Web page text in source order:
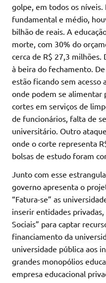
golpe, em todos os níveis.
fundamental e médio,
bilhão de reais. A
morte, com 30% do
cerca de R$ 27,3 milhões.
à beira do fechamento.
estão ficando sem
onde podem se alimentar
cortes em serviços de
de funcionários, falta de
universitário. Outro
onde o corte representa
bolsas de estudo foram
Junto com esse
governo apresenta o
“Fatura-se” as
inserir entidades privadas,
Sociais” para captar
financiamento da
universidade pública aos
grandes monopólios
empresa educacional